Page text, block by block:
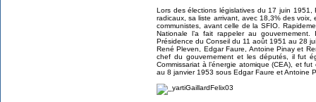
Lors des élections législatives du 17 juin
radicaux, sa liste arrivant, avec 18,3% des
communistes, avant celle de la SFIO.
Nationale l’a fait rappeler au
Présidence du Conseil du 11 août 1951 au 28
René Pleven, Edgar Faure, Antoine Pinay et
chef du gouvernement et les députés, il fut
Commissariat à l’énergie atomique (CEA), et
au 8 janvier 1953 sous Edgar Faure et Antoine